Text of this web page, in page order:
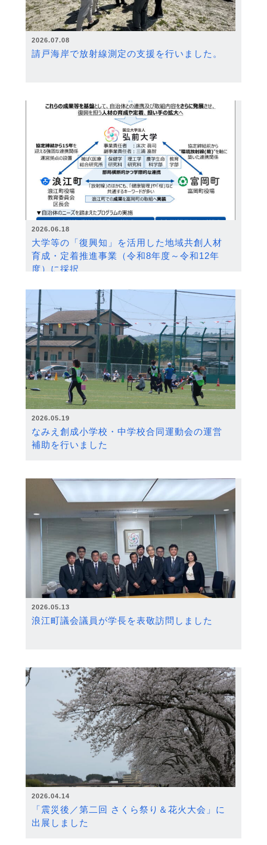
2026.07.08
請戸海岸で放射線測定の支援を行いました。
2026.06.18
大学等の「復興知」を活用した地域共創人材
育成・定着推進事業（令和8年度～令和12年
度）に採択
2026.05.19
なみえ創成小学校・中学校合同運動会の運営
補助を行いました
2026.05.13
浪江町議会議員が学長を表敬訪問しました
2026.04.14
「震災後／第二回 さくら祭り＆花火大会」に
出展しました